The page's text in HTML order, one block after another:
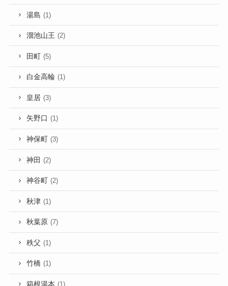
湯島 (1)
溜池山王 (2)
田町 (5)
白金高輪 (1)
皇居 (3)
矢野口 (1)
神保町 (3)
神田 (2)
神谷町 (2)
秋津 (1)
秋葉原 (7)
秩父 (1)
竹橋 (1)
箱根湯本 (1)